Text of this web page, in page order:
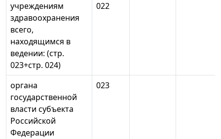
учреждениям
здравоохранения
всего,
находящимся в
ведении: (стр.
023+стр. 024)
022
органа
государственной
власти субъекта
Российской
Федерации
023